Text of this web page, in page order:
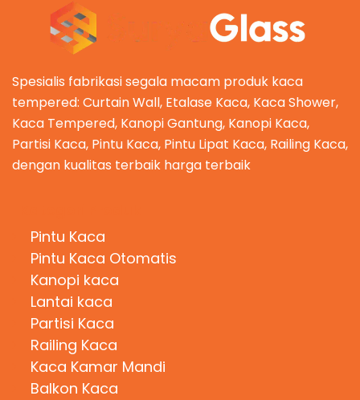
Spesialis fabrikasi segala macam produk kaca
tempered: Curtain Wall, Etalase Kaca, Kaca Shower,
Kaca Tempered, Kanopi Gantung, Kanopi Kaca,
Partisi Kaca, Pintu Kaca, Pintu Lipat Kaca, Railing Kaca,
dengan kualitas terbaik harga terbaik
Pintu Kaca
Pintu Kaca Otomatis
Kanopi kaca
Lantai kaca
Partisi Kaca
Railing Kaca
Kaca Kamar Mandi
Balkon Kaca